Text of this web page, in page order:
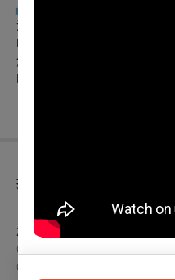
▞▚
浩明創意工作室FACEBOOK
https://www.facebook.com/
浩明創意工作室IG
https://www.instagram.com/
折扣方案
【會員專屬早鳥優惠】2026/
23:59止，僅限「臺灣戲曲中
◎「戀戲家」早鳥：75折，「
◎「戀戲家」電子生日禮券：